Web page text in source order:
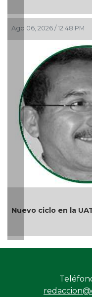
Ago 06, 2026 / 12:48 PM
Nuevo ciclo en la UAT